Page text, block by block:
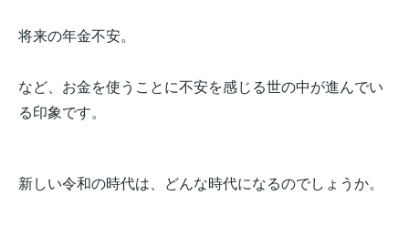
将来の年金不安。
など、お金を使うことに不安を感じる世の中が進んでい
る印象です。
新しい令和の時代は、どんな時代になるのでしょうか。